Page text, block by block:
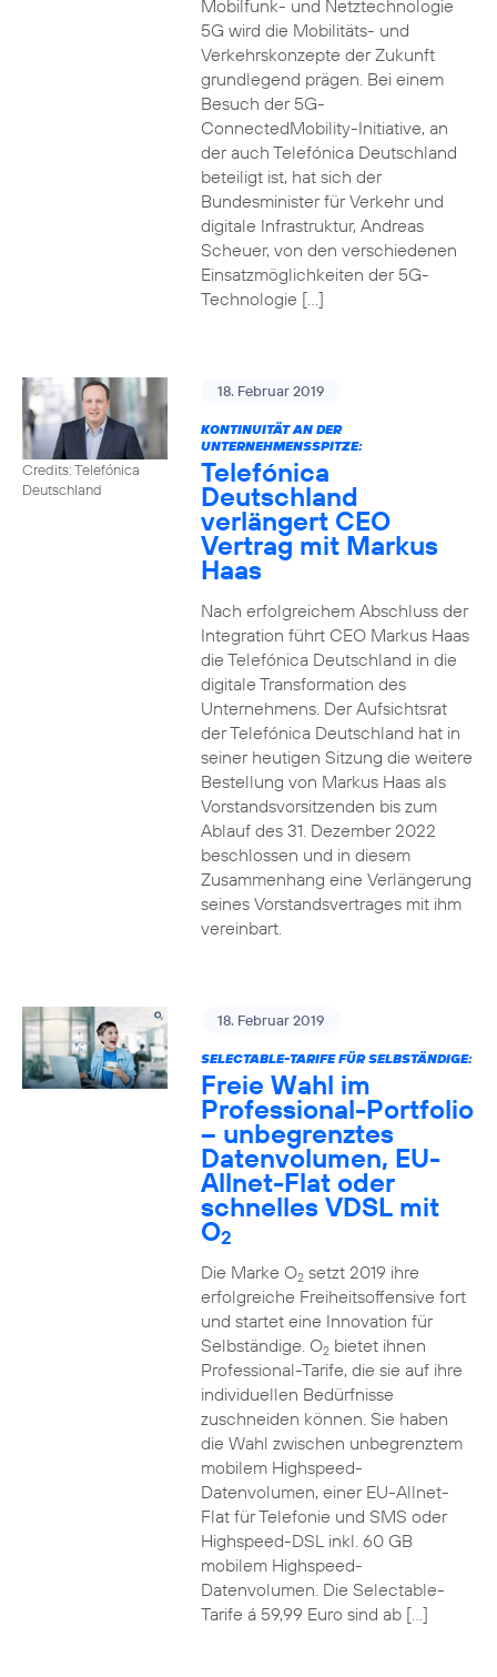
Mobilfunk- und Netztechnologie
5G wird die Mobilitäts- und
Verkehrskonzepte der Zukunft
grundlegend prägen. Bei einem
Besuch der 5G-
ConnectedMobility-Initiative, an
der auch Telefónica Deutschland
beteiligt ist, hat sich der
Bundesminister für Verkehr und
digitale Infrastruktur, Andreas
Scheuer, von den verschiedenen
Einsatzmöglichkeiten der 5G-
Technologie […]
Credits: Telefónica
Deutschland
18. Februar 2019
KONTINUITÄT AN DER
UNTERNEHMENSSPITZE:
Telefónica
Deutschland
verlängert CEO
Vertrag mit Markus
Haas
Nach erfolgreichem Abschluss der
Integration führt CEO Markus Haas
die Telefónica Deutschland in die
digitale Transformation des
Unternehmens. Der Aufsichtsrat
der Telefónica Deutschland hat in
seiner heutigen Sitzung die weitere
Bestellung von Markus Haas als
Vorstandsvorsitzenden bis zum
Ablauf des 31. Dezember 2022
beschlossen und in diesem
Zusammenhang eine Verlängerung
seines Vorstandsvertrages mit ihm
vereinbart.
18. Februar 2019
SELECTABLE-TARIFE FÜR SELBSTÄNDIGE:
Freie Wahl im
Professional-Portfolio
– unbegrenztes
Datenvolumen, EU-
Allnet-Flat oder
schnelles VDSL mit
O2
Die Marke O2setzt 2019 ihre
erfolgreiche Freiheitsoffensive fort
und startet eine Innovation für
Selbständige. O2bietet ihnen
Professional-Tarife, die sie auf ihre
individuellen Bedürfnisse
zuschneiden können. Sie haben
die Wahl zwischen unbegrenztem
mobilem Highspeed-
Datenvolumen, einer EU-Allnet-
Flat für Telefonie und SMS oder
Highspeed-DSL inkl. 60 GB
mobilem Highspeed-
Datenvolumen. Die Selectable-
Tarife á 59,99 Euro sind ab […]